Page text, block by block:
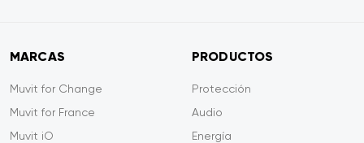
MARCAS
Muvit for Change
Muvit for France
Muvit iO
PRODUCTOS
Protección
Audio
Energía